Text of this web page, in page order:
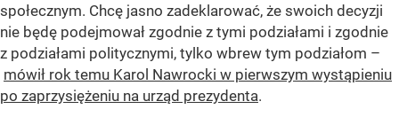
społecznym. Chcę jasno zadeklarować, że swoich decyzji
nie będę podejmował zgodnie z tymi podziałami i zgodnie
z podziałami politycznymi, tylko wbrew tym podziałom –
mówił rok temu Karol Nawrocki w pierwszym wystąpieniu
po zaprzysiężeniu na urząd prezydenta.